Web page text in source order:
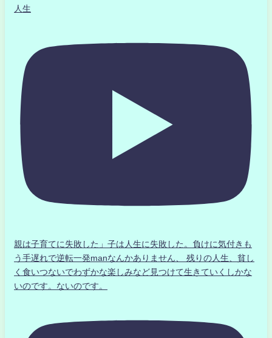
人生
親は子育てに失敗した」子は人生に失敗した。負けに気付きも
う手遅れで逆転一発manなんかありません、 残りの人生、貧し
く食いつないでわずかな楽しみなど見つけて生きていくしかな
いのです。ないのです。